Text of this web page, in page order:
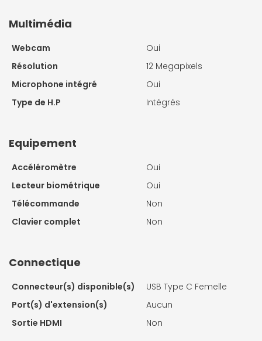
Multimédia
Webcam
Oui
Résolution
12 Megapixels
Microphone intégré
Oui
Type de H.P
Intégrés
Equipement
Accéléromètre
Oui
Lecteur biométrique
Oui
Télécommande
Non
Clavier complet
Non
Connectique
Connecteur(s) disponible(s)
USB Type C Femelle
Port(s) d'extension(s)
Aucun
Sortie HDMI
Non